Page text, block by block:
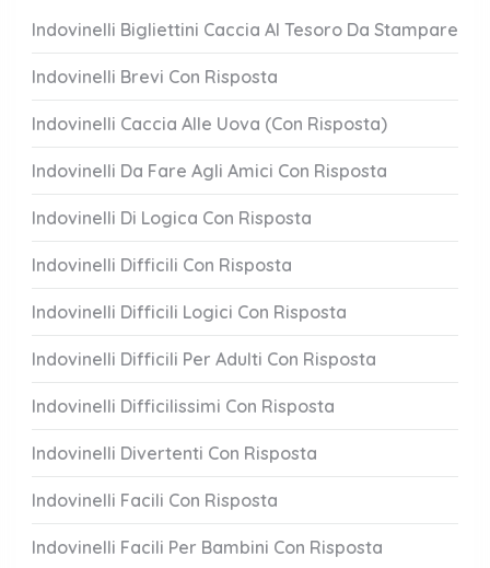
Indovinelli Bigliettini Caccia Al Tesoro Da Stampare
Indovinelli Brevi Con Risposta
Indovinelli Caccia Alle Uova (Con Risposta)
Indovinelli Da Fare Agli Amici Con Risposta
Indovinelli Di Logica Con Risposta
Indovinelli Difficili Con Risposta
Indovinelli Difficili Logici Con Risposta
Indovinelli Difficili Per Adulti Con Risposta
Indovinelli Difficilissimi Con Risposta
Indovinelli Divertenti Con Risposta
Indovinelli Facili Con Risposta
Indovinelli Facili Per Bambini Con Risposta